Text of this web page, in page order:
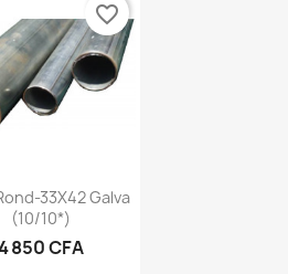
33X42 Galva
(10/10*)
850 CFA
favorite_border